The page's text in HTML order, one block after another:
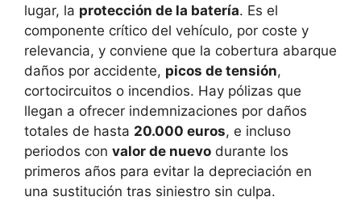
lugar, la protección de la batería. Es el
componente crítico del vehículo, por coste y
relevancia, y conviene que la cobertura abarque
daños por accidente, picos de tensión,
cortocircuitos o incendios. Hay pólizas que
llegan a ofrecer indemnizaciones por daños
totales de hasta 20.000 euros, e incluso
periodos con valor de nuevo durante los
primeros años para evitar la depreciación en
una sustitución tras siniestro sin culpa.